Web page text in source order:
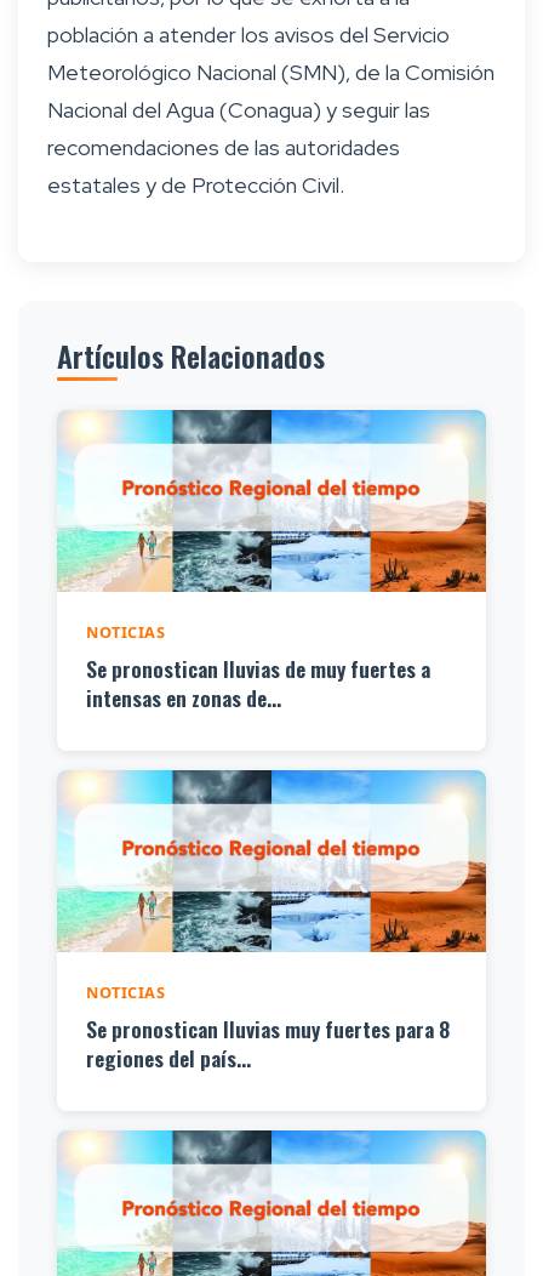
población a atender los avisos del Servicio
Meteorológico Nacional (SMN), de la Comisión
Nacional del Agua (Conagua) y seguir las
recomendaciones de las autoridades
estatales y de Protección Civil.
Artículos Relacionados
NOTICIAS
Se pronostican lluvias de muy fuertes a
intensas en zonas de...
NOTICIAS
Se pronostican lluvias muy fuertes para 8
regiones del país...